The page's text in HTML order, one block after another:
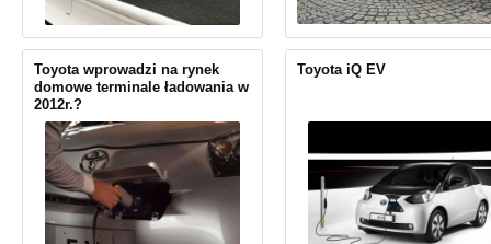
Toyota wprowadzi na rynek
domowe terminale ładowania w
2012r.?
Toyota iQ EV